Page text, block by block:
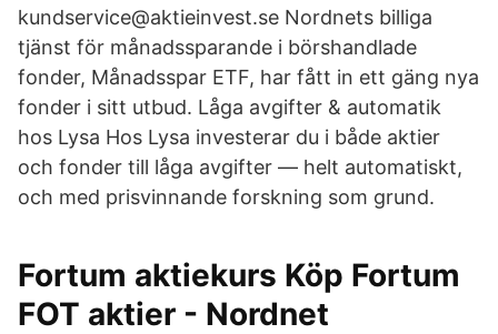
kundservice@aktieinvest.se Nordnets billiga
tjänst för månadssparande i börshandlade
fonder, Månadsspar ETF, har fått in ett gäng nya
fonder i sitt utbud. Låga avgifter & automatik
hos Lysa Hos Lysa investerar du i både aktier
och fonder till låga avgifter — helt automatiskt,
och med prisvinnande forskning som grund.
Fortum aktiekurs Köp Fortum
FOT aktier - Nordnet